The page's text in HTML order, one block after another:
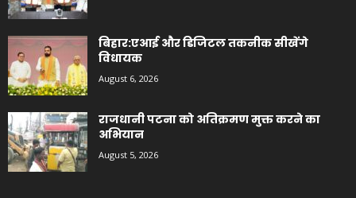
बिहार:एआई और डिजिटल तकनीक सीखेंगे
विधायक
August 6, 2026
राजधानी पटना को अतिक्रमण मुक्त करने का
अभियान
August 5, 2026